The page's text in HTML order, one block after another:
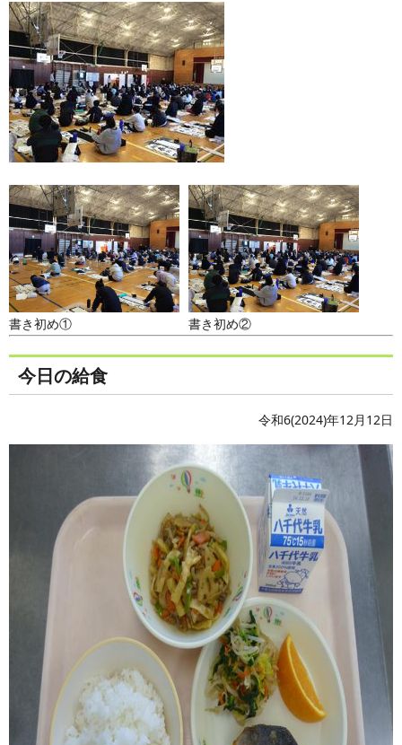
書き初め① 書き初め②
今日の給食
令和6(2024)年12月12日